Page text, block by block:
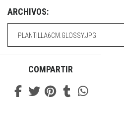
ARCHIVOS:
PLANTILLA6CM.GLOSSY.JPG
COMPARTIR